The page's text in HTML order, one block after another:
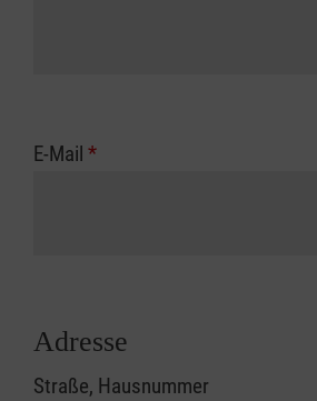
E-Mail *
Adresse
Straße, Hausnummer